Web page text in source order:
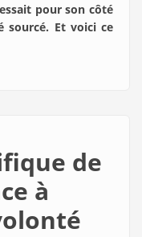
pour son côté
sourcé. Et voici ce
de
à